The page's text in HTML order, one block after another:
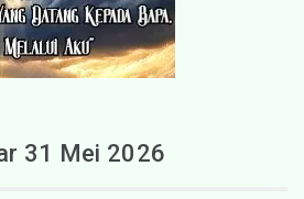
31 Mei 2026